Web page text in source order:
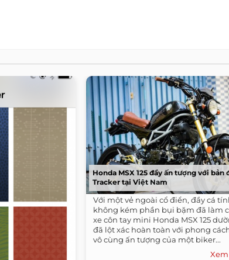
Honda MSX 125 đầy ấn tượng với bản
Tracker tại Việt Nam
Với một vẻ ngoài cổ điển, đầy cá
không kém phần bụi bặm đã làm
xe côn tay mini Honda MSX 125
đã lột xác hoàn toàn với phong
vô cùng ấn tượng của một biker...